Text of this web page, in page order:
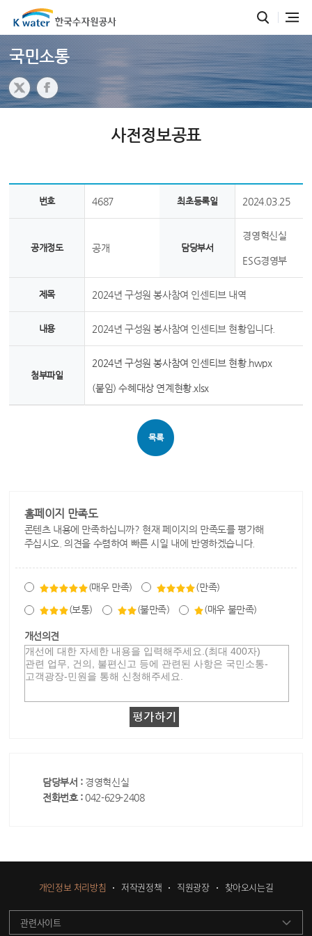
국민소통
사전정보공표
번호 4687 최초등록일 2024.03.25
공개정도 공개 담당부서
경영혁신실
ESG경영부
제목 2024년 구성원 봉사참여 인센티브 내역
내용 2024년 구성원 봉사참여 인센티브 현황입니다.
첨부파일
2024년 구성원 봉사참여 인센티브 현황.hwpx
(붙임) 수혜대상 연계현황.xlsx
목록
홈페이지 만족도
콘텐츠 내용에 만족하십니까? 현재 페이지의 만족도를 평가해
주십시오. 의견을 수렴하여 빠른 시일 내에 반영하겠습니다.
(매우 만족) (만족)
(보통) (불만족) (매우 불만족)
개선의견
담당부서 : 경영혁신실
전화번호 : 042-629-2408
개인정보 처리방침 저작권정책 직원광장 찾아오시는길
관련사이트